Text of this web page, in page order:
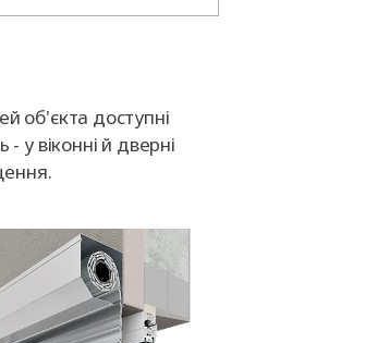
об'єкта доступні
у віконні й дверні